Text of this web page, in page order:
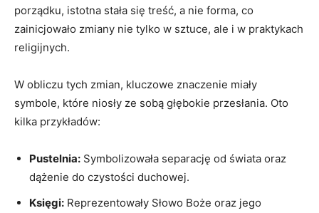
porządku, istotna stała się treść, a nie forma, co
zainicjowało zmiany nie tylko w sztuce, ale i w praktykach
religijnych.
W obliczu tych zmian, kluczowe znaczenie miały
symbole, które niosły ze sobą głębokie przesłania. Oto
kilka przykładów:
Pustelnia: Symbolizowała separację od świata oraz
dążenie do czystości duchowej.
Księgi: Reprezentowały Słowo Boże oraz jego